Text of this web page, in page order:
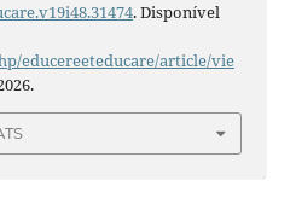
. Disponível
educereeteducare/article/vie